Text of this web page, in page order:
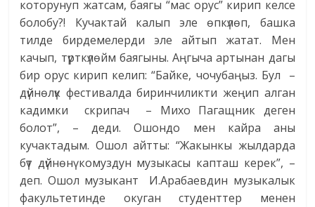
которунуп жатсам, баягы “мас орус” кирип келсе
болобу?! Кучактай калып эле өпкүлөп, башка
тилде бирдемелерди эле айтып жатат. Мен
качып, түрткүлөйм баягыны. Аңгыча артынан дагы
бир орус кирип келип: “Байке, чочубаңыз. Бул –
дүйнөлүк фестивалда биринчиликти жеңип алган
кадимки скрипач – Михо Пагащник деген
болот”, – деди. Ошондо мен кайра аны
кучактадым. Ошол айтты: “Жакынкы жылдарда
бүт дүйнөнү комуздун музыкасы капташ керек”, –
деп. Ошол музыкант И.Арабаевдин музыкалык
факультетинде окуган студенттер менен